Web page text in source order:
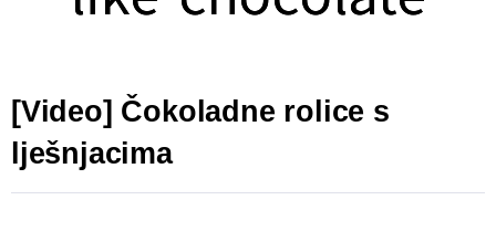
[Video] Čokoladne rolice s
lješnjacima